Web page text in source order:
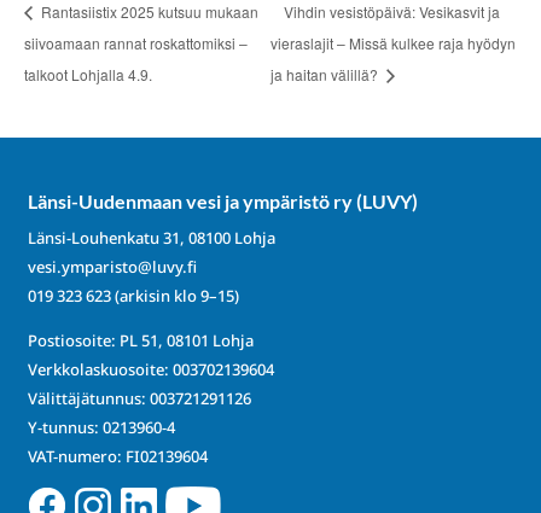
Rantasiistix 2025 kutsuu mukaan
siivoamaan rannat roskattomiksi –
talkoot Lohjalla 4.9.
Vihdin vesistöpäivä: Vesikasvit ja
vieraslajit – Missä kulkee raja hyödyn
ja haitan välillä?
Länsi-Uudenmaan vesi ja ympäristö ry (LUVY)
Länsi-Louhenkatu 31, 08100 Lohja
vesi.ymparisto@luvy.fi
019 323 623(arkisin klo 9–15)
Postiosoite: PL 51, 08101 Lohja
Verkkolaskuosoite: 003702139604
Välittäjätunnus: 003721291126
Y-tunnus: 0213960-4
VAT-numero: FI02139604